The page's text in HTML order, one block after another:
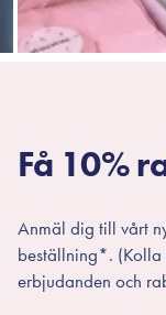
Få 10%
Anmäl dig till vårt
beställning*. (Kolla
erbjudanden och